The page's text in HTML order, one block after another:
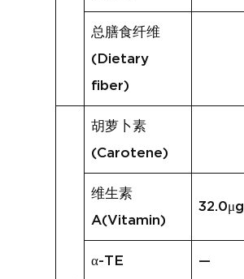
总膳食纤维
(Dietary
fiber)
胡萝卜素
(Carotene)
维生素
A(Vitamin)
32.0μg
α-TE —